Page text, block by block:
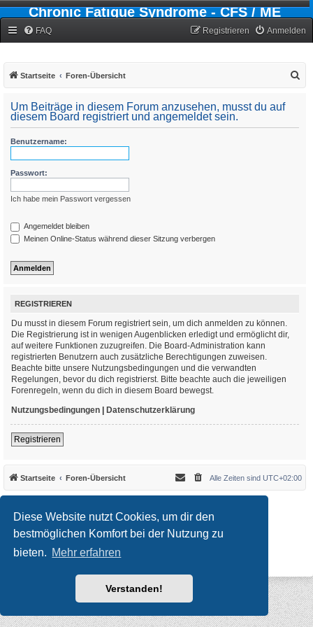
Diese Website nutzt Cookies, um dir den
bestmöglichen Komfort bei der Nutzung zu
bieten. Mehr erfahren
Verstanden!
Chronic Fatigue Syndrome - CFS / ME
FAQ Anmelden
Registrieren
Startseite Foren-Übersicht
Um Beiträge in diesem Forum anzusehen, musst du auf
diesem Board registriert und angemeldet sein.
Benutzername:
Passwort:
Ich habe mein Passwort vergessen
Angemeldet bleiben
Meinen Online-Status während dieser Sitzung verbergen
REGISTRIEREN
Du musst in diesem Forum registriert sein, um dich anmelden zu können.
Die Registrierung ist in wenigen Augenblicken erledigt und ermöglicht dir,
auf weitere Funktionen zuzugreifen. Die Board-Administration kann
registrierten Benutzern auch zusätzliche Berechtigungen zuweisen.
Beachte bitte unsere Nutzungsbedingungen und die verwandten
Regelungen, bevor du dich registrierst. Bitte beachte auch die jeweiligen
Forenregeln, wenn du dich in diesem Board bewegst.
Nutzungsbedingungen | Datenschutzerklärung
Registrieren
Startseite Foren-Übersicht Alle Zeiten sind UTC+02:00
Updated to 3.3.x by
MannixMD
*Style version: 3.4.10
Powered byphpBB ® Forum Software © phpBB Limited
Datenschutz